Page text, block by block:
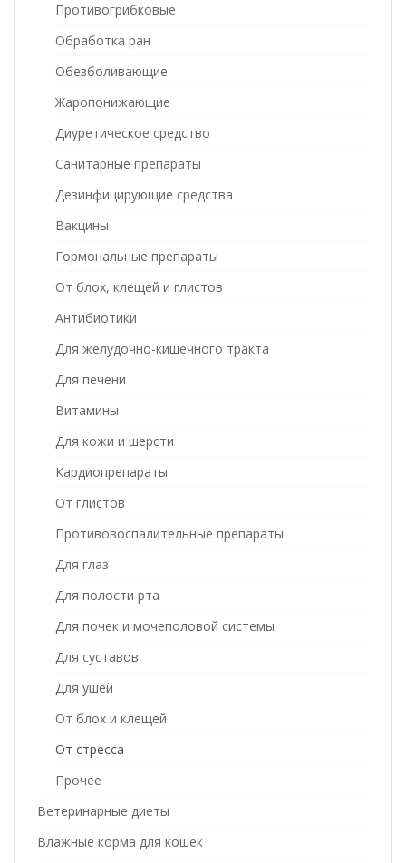
Противогрибковые
Обработка ран
Обезболивающие
Жаропонижающие
Диуретическое средство
Санитарные препараты
Дезинфицирующие средства
Вакцины
Гормональные препараты
От блох, клещей и глистов
Антибиотики
Для желудочно-кишечного тракта
Для печени
Витамины
Для кожи и шерсти
Кардиопрепараты
От глистов
Противовоспалительные препараты
Для глаз
Для полости рта
Для почек и мочеполовой системы
Для суставов
Для ушей
От блох и клещей
От стресса
Прочее
Ветеринарные диеты
Влажные корма для кошек